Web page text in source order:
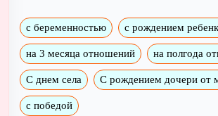
с беременностью с рождением
на 3 месяца отношений на полгода
С днем села С рождением дочери от
с победой